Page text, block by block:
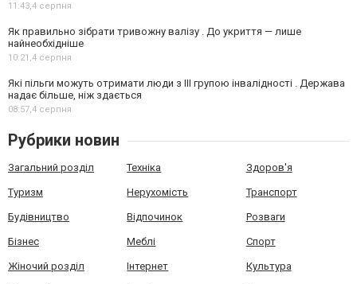
11:43,4 серпня
Як правильно зібрати тривожну валізу . До укриття — лише
найнеобхідніше
10:21,4 серпня
Які пільги можуть отримати люди з III групою інвалідності . Держава
надає більше, ніж здається
08:57,4 серпня
Рубрики новин
Загальний розділ Техніка Здоров'я
Туризм Нерухомість Транспорт
Будівництво Відпочинок Розваги
Бізнес Меблі Спорт
Жіночий розділ Інтернет Культура